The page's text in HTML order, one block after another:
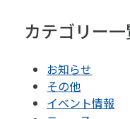
カテゴリー
お知らせ
その他
イベント情報